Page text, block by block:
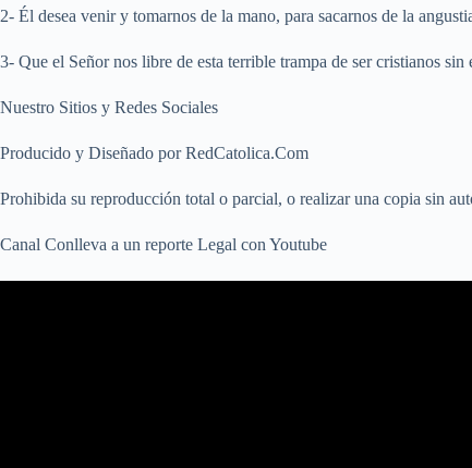
2- Él desea venir y tomarnos de la mano, para sacarnos de la
3- Que el Señor nos libre de esta terrible trampa de ser cristianos
Nuestro Sitios y Redes Sociales
Producido y Diseñado por RedCatolica.Com
Prohibida su reproducción total o parcial, o realizar una copia sin
Canal Conlleva a un reporte Legal con Youtube